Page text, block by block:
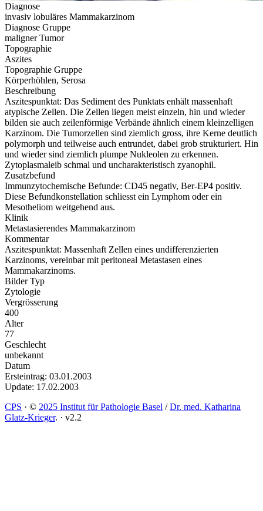
Diagnose
invasiv lobuläres Mammakarzinom
Diagnose Gruppe
maligner Tumor
Topographie
Aszites
Topographie Gruppe
Körperhöhlen, Serosa
Beschreibung
Aszitespunktat: Das Sediment des Punktats enhält massenhaft
atypische Zellen. Die Zellen liegen meist einzeln, hin und wieder
bilden sie auch zeilenförmige Verbände ähnlich einem kleinzelligen
Karzinom. Die Tumorzellen sind ziemlich gross, ihre Kerne deutlich
polymorph und teilweise auch entrundet, dabei grob strukturiert. Hin
und wieder sind ziemlich plumpe Nukleolen zu erkennen.
Zytoplasmaleib schmal und uncharakteristisch zyanophil.
Zusatzbefund
Immunzytochemische Befunde: CD45 negativ, Ber-EP4 positiv.
Diese Befundkonstellation schliesst ein Lymphom oder ein
Mesotheliom weitgehend aus.
Klinik
Metastasierendes Mammakarzinom
Kommentar
Aszitespunktat: Massenhaft Zellen eines undifferenzierten
Karzinoms, vereinbar mit peritoneal Metastasen eines
Mammakarzinoms.
Bilder Typ
Zytologie
Vergrösserung
400
Alter
77
Geschlecht
unbekannt
Datum
Ersteintrag: 03.01.2003
Update: 17.02.2003
CPS · © 2025 Institut für Pathologie Basel /Dr. med. Katharina
Glatz-Krieger. · v2.2